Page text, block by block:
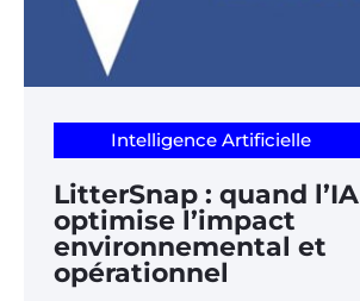
Intelligence Artificielle
LitterSnap : quand l’IA
optimise l’impact
environnemental et
opérationnel